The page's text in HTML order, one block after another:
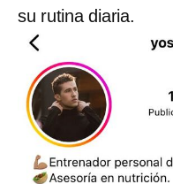
su rutina diaria.